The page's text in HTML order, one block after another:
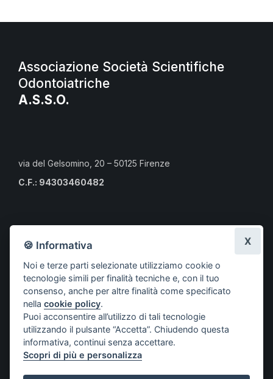
Associazione Società Scientifiche
Odontoiatriche
A.S.S.O.
via del Gelsomino, 20 – 50125 Firenze
C.F.: 94303460482
Risorse per i professionisti
Risorse per i cittadini
Risorse per gli Studenti CLMOPD
A.S.S.O.
Società aderenti
Progetti
Contatti
🍪 Informativa
Noi e terze parti selezionate utilizziamo cookie o
tecnologie simili per finalità tecniche e, con il tuo
consenso, anche per altre finalità come specificato
nellacookie policy.
Puoi acconsentire all’utilizzo di tali tecnologie
utilizzando il pulsante “Accetta”. Chiudendo questa
informativa, continui senza accettare.
Scopri di più e personalizza
X